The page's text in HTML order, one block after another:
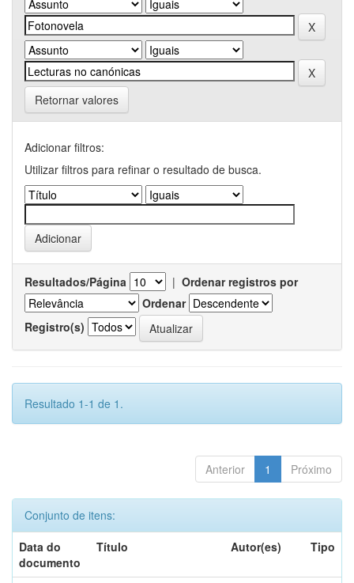
Retornar valores
Adicionar filtros:
Utilizar filtros para refinar o resultado de busca.
Resultados/Página | Ordenar registros por
Ordenar
Registro(s)
Resultado 1-1 de 1.
Anterior 1 Próximo
Conjunto de itens:
Data do
documento
Título Autor(es) Tipo